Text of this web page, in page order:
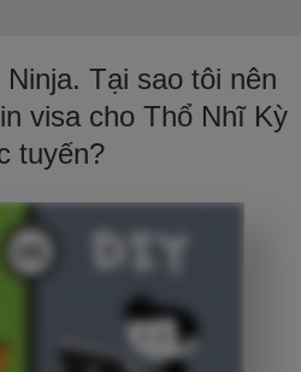
Tại sao tôi nên
visa cho Thổ Nhĩ Kỳ
tuyến?